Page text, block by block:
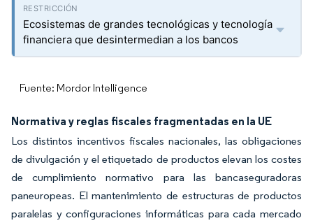
Ecosistemas de grandes tecnológicas y tecnología
financiera que desintermedian a los bancos
Fuente: Mordor Intelligence
Normativa y reglas fiscales fragmentadas en la UE
Los distintos incentivos fiscales nacionales, las obligaciones
de divulgación y el etiquetado de productos elevan los costes
de cumplimiento normativo para las bancaseguradoras
paneuropeas. El mantenimiento de estructuras de productos
paralelas y configuraciones informáticas para cada mercado